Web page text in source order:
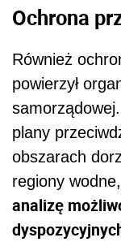
Ochrona
Również
powierzył
plany
obszarach
regiony
analizę